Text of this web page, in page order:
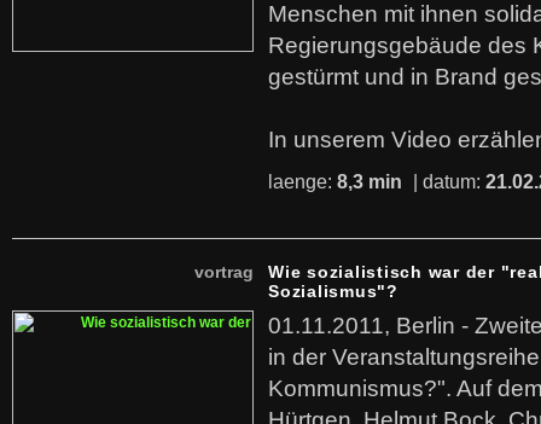
Menschen mit ihnen
Regierungsgebäude des
gestürmt und in Brand
In unserem Video
laenge: 8,3 min | datum:
vortrag
Wie sozialistisch war der
Sozialismus"?
01.11.2011, Berlin -
in der
Kommunismus?". Auf